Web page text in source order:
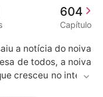
604
Capítulo
a notícia do noiva
de todos, a noiva
cresceu no interio